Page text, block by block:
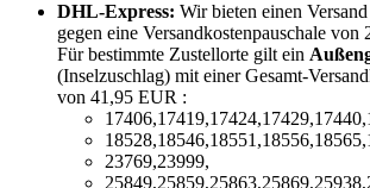
DHL-Express: Wir bieten einen
gegen eine Versandkostenpauschale
Für bestimmte Zustellorte gilt ein
(Inselzuschlag) mit einer Gesamt-
von 41,95 EUR :
23769,23999,